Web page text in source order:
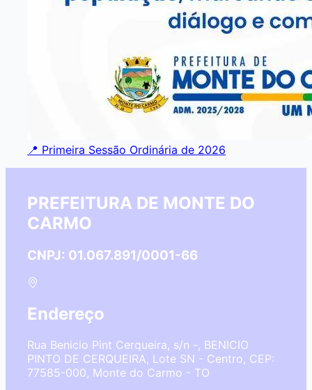
📍 Primeira Sessão Ordinária de 2026
PREFEITURA DE MONTE DO
CARMO
CNPJ: 01.067.891/0001-66
Endereço
Rua Benicio Pint Cerqueira, s/n -, BENICIO
PINTO DE CERQUEIRA, Lote SN - Centro, CEP:
77585-000, Monte do Carmo - TO